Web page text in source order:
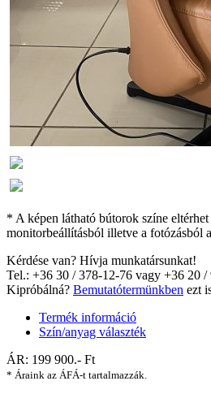
* A képen látható bútorok színe eltérhet
monitorbeállításból illetve a fotózásból
Kérdése van? Hívja munkatársunkat!
Tel.: +36 30 / 378-12-76 vagy +36 20 /
Kipróbálná? Bemutatótermünkben ezt
Termék információ
Szín/anyag választék
ÁR: 199 900.- Ft
* Áraink az ÁFÁ-t tartalmazzák.